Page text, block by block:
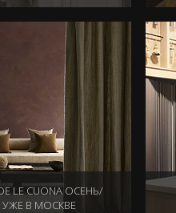
LE CUONA ОСЕНЬ/
УЖЕ В МОСКВЕ